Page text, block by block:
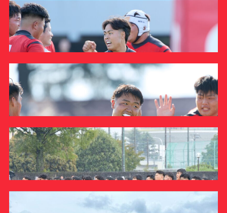
マネージャーが来場者特典を企画しました
INFORMATION
INFORMATION
駅伝競走部
【駅伝競走部】17年連続25回目の本選出場決定！！！
ラグビー部
2023/10/15【 関東大学対抗戦A 】vs筑波大学 大町 佳生
インタビュー
ラグビー部
2023/10/15【 関東大学対抗戦A 】vs筑波大学 山本 晴大
インタビュー